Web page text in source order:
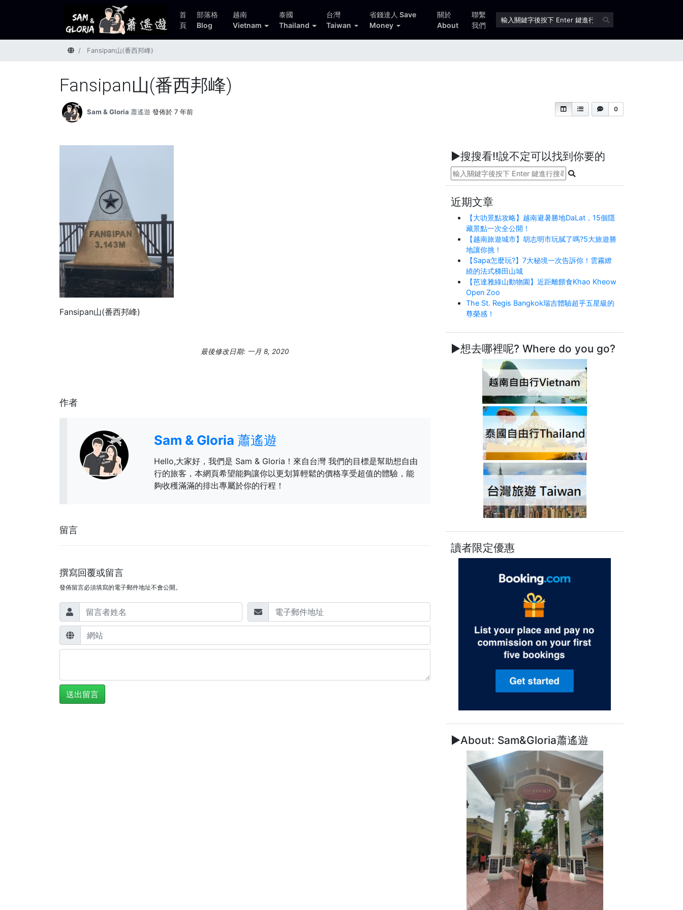
首
頁
部落格
Blog
越南
Vietnam
泰國
Thailand
台灣
Taiwan
省錢達人 Save
Money
關於
About
聯繫
我們
首頁 Fansipan山(番西邦峰)
Fansipan山(番西邦峰)
0
Sam & Gloria 蕭遙遊 發佈於 7 年前
Fansipan山(番西邦峰)
最後修改日期: 一月 8, 2020
作者
Sam & Gloria 蕭遙遊
Hello,大家好，我們是 Sam & Gloria！來自台灣 我們的目標是幫助想自由
行的旅客，本網頁希望能夠讓你以更划算輕鬆的價格享受超值的體驗，能
夠收穫滿滿的排出專屬於你的行程！
留言
撰寫回覆或留言
發佈留言必須填寫的電子郵件地址不會公開。
►搜搜看!!說不定可以找到你要的
近期文章
【大叻景點攻略】越南避暑勝地DaLat，15個隱
藏景點一次全公開！
【越南旅遊城市】胡志明市玩膩了嗎?5大旅遊勝
地讓你挑！
【Sapa怎麼玩?】7大秘境一次告訴你！雲霧繚
繞的法式梯田山城
【芭達雅綠山動物園】近距離餵食Khao Kheow
Open Zoo
The St. Regis Bangkok瑞吉體驗超乎五星級的
尊榮感！
►想去哪裡呢? Where do you go?
讀者限定優惠
►About: Sam&Gloria蕭遙遊